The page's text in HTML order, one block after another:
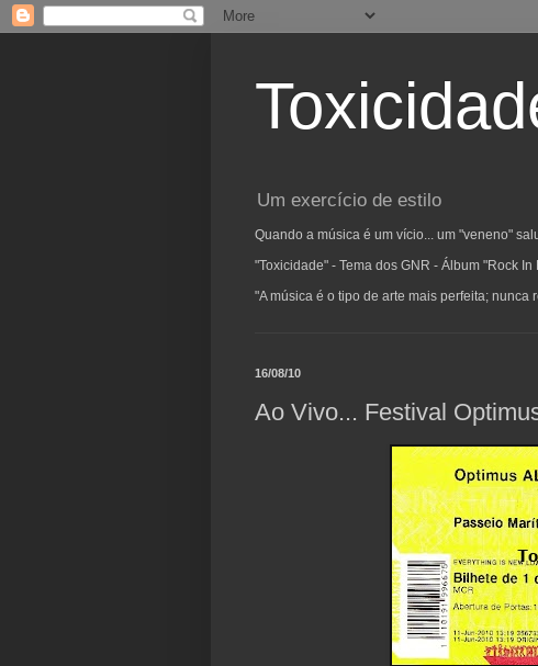
Um exercício de estilo
Quando a música é um vício... um "veneno"
"Toxicidade" - Tema dos GNR - Álbum "Rock In
"A música é o tipo de arte mais perfeita; nunca
16/08/10
Ao Vivo... Festival